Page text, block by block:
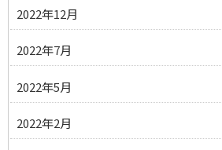
2022年12月
2022年7月
2022年5月
2022年2月